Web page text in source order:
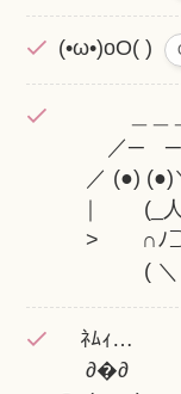
(­­•ω•)oO( )
／─ ─
／ (●) (●)
｜ (_人
> ∩ﾉ
( ＼
ﾈﾑｨ…
∂�∂